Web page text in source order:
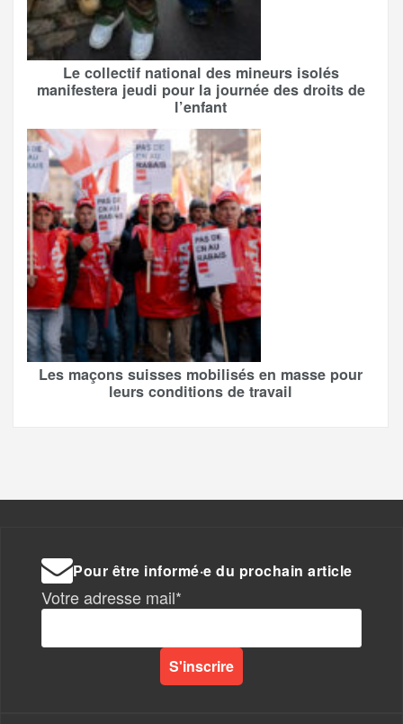
Le collectif national des mineurs isolés
manifestera jeudi pour la journée des droits de
l’enfant
Les maçons suisses mobilisés en masse pour
leurs conditions de travail
Pour être informé·e du prochain article
Votre adresse mail*